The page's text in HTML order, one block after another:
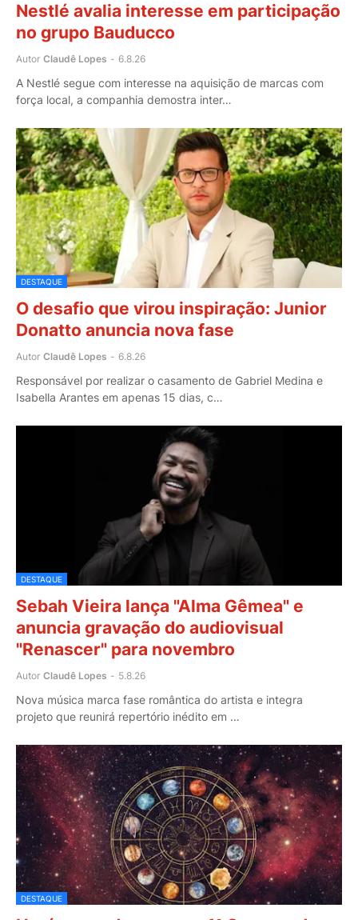
Nestlé avalia interesse em participação
no grupo Bauducco
Autor Claudê Lopes - 6.8.26
A Nestlé segue com interesse na aquisição de marcas com
força local, a companhia demostra inter…
DESTAQUE
O desafio que virou inspiração: Junior
Donatto anuncia nova fase
Autor Claudê Lopes - 6.8.26
Responsável por realizar o casamento de Gabriel Medina e
Isabella Arantes em apenas 15 dias, c…
DESTAQUE
Sebah Vieira lança "Alma Gêmea" e
anuncia gravação do audiovisual
"Renascer" para novembro
Autor Claudê Lopes - 5.8.26
Nova música marca fase romântica do artista e integra
projeto que reunirá repertório inédito em …
DESTAQUE